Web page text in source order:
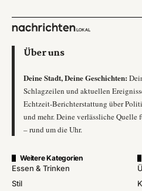
Über uns
Deine Stadt, Deine Geschichten:
Schlagzeilen und aktuellen
Echtzeit-Berichterstattung über
und mehr. Deine verlässliche Quelle
– rund um die Uhr.
Weitere Kategorien
Essen & Trinken
Stil